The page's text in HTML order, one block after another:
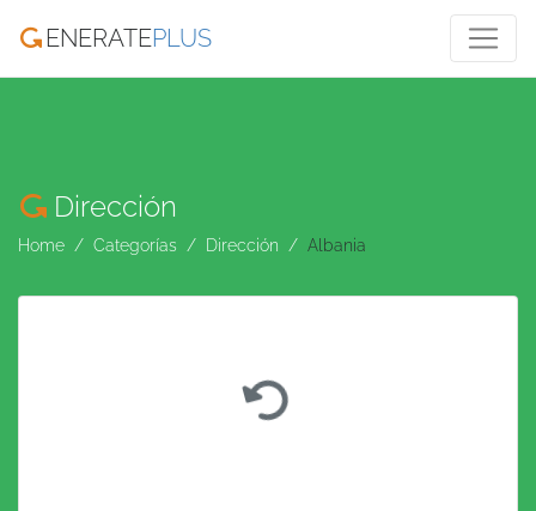
ENERATEPLUS
Dirección
Home Categorías Dirección Albania